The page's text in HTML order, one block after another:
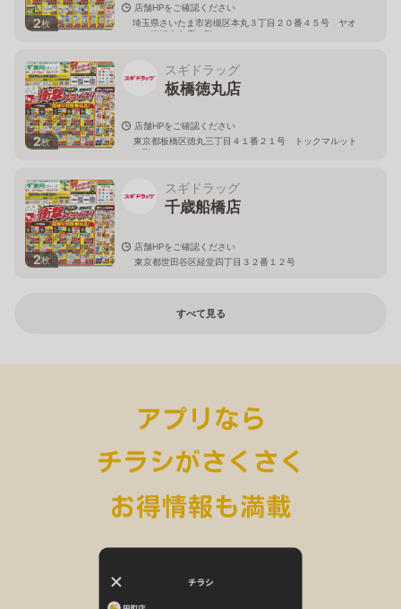
2枚
店舗HPをご確認ください
埼玉県さいたま市岩槻区本丸３丁目２０番４５号 ヤオ
コー岩槻本丸店２階
2枚
スギドラッグ
板橋徳丸店
店舗HPをご確認ください
東京都板橋区徳丸三丁目４１番２１号 トックマルット
１階
2枚
スギドラッグ
千歳船橋店
店舗HPをご確認ください
東京都世田谷区経堂四丁目３２番１２号
すべて見る